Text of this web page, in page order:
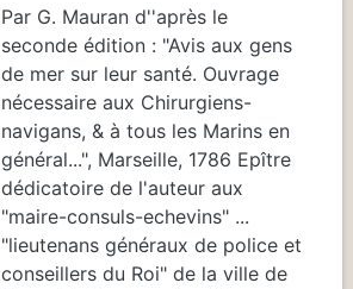
Par G. Mauran d''après le
seconde édition : "Avis aux gens
de mer sur leur santé. Ouvrage
nécessaire aux Chirurgiens-
navigans, & à tous les Marins en
général...", Marseille, 1786 Epître
dédicatoire de l'auteur aux
"maire-consuls-echevins" ...
"lieutenans généraux de police et
conseillers du Roi" de la ville de